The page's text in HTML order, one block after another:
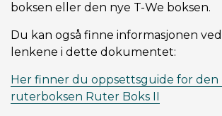
boksen eller den nye T-We boksen.
Du kan også finne informasjonen
lenkene i dette dokumentet:
Her finner du oppsettsguide for den
ruterboksen Ruter Boks II